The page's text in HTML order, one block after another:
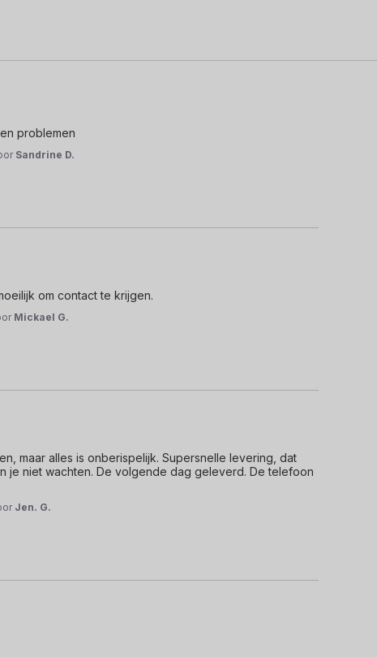
problemen
Sandrine D.
om contact te krijgen.
Mickael G.
maar alles is onberispelijk. Supersnelle levering, dat
je niet wachten. De volgende dag geleverd. De telefoon
Jen. G.